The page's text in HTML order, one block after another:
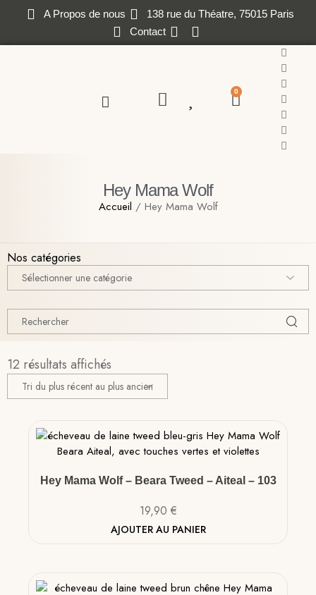
A Propos de nous
138 rue du Théatre, 75015 Paris
Contact
0
Hey Mama Wolf
Accueil / Hey Mama Wolf
Nos catégories
12 résultats affichés
Hey Mama Wolf – Beara Tweed – Aiteal – 103
19,90 €
AJOUTER AU PANIER